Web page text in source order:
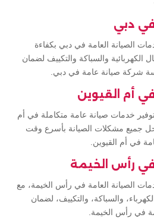
دبي
الصيانة العامة في دبي بكفاءة
الكهربائية والسباكة والتكييف لضمان
شركة صيانة عامة في دبي.
أم القيوين
خدمات صيانة عامة متكاملة في أم
جميع مشكلات الصيانة بأسرع وقت
في أم القيوين.
رأس الخيمة
الصيانة العامة في رأس الخيمة، مع
والسباكة، والتكييف، لضمان
في رأس الخيمة.